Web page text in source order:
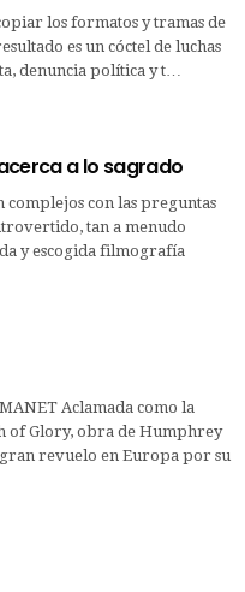
los formatos y tramas de
es un cóctel de luchas
denuncia política y t…
a lo sagrado
con las preguntas
tan a menudo
y escogida filmografía
Aclamada como la
of Glory, obra de Humphrey
revuelo en Europa por su